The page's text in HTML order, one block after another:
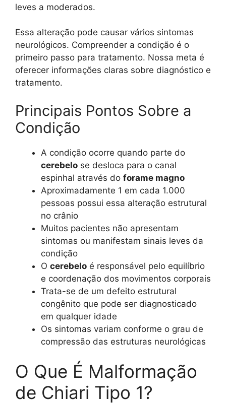
leves a moderados.
Essa alteração pode causar vários sintomas
neurológicos. Compreender a condição é o
primeiro passo para tratamento. Nossa meta é
oferecer informações claras sobre diagnóstico e
tratamento.
Principais Pontos Sobre a
Condição
A condição ocorre quando parte do
cerebelo se desloca para o canal
espinhal através do forame magno
Aproximadamente 1 em cada 1.000
pessoas possui essa alteração estrutural
no crânio
Muitos pacientes não apresentam
sintomas ou manifestam sinais leves da
condição
O cerebelo é responsável pelo equilíbrio
e coordenação dos movimentos corporais
Trata-se de um defeito estrutural
congênito que pode ser diagnosticado
em qualquer idade
Os sintomas variam conforme o grau de
compressão das estruturas neurológicas
O Que É Malformação
de Chiari Tipo 1?